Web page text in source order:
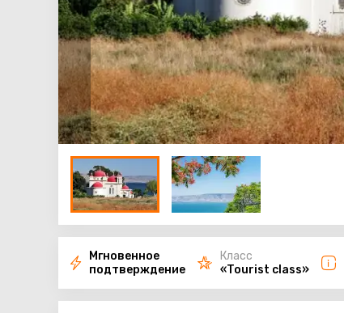
Мгновенное
подтверждение
Класс
«Tourist class»